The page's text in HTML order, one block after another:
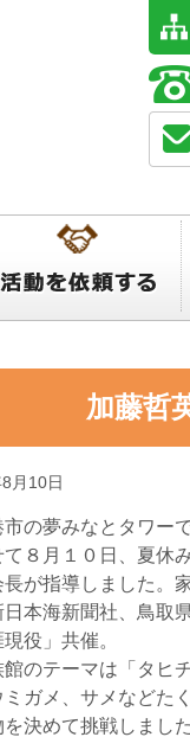
藤哲英
月10日
の夢みなとタワー
て８月１０日、夏休
長が指導しました。
日本海新聞社、鳥取
現役」共催。
のテーマは「タヒ
ミガメ、サメなどた
決めて挑戦しました